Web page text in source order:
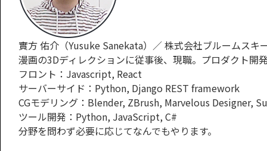
實方 佑介（Yusuke Sanekata）／ 株式会社ブルームス
漫画の3Dディレクションに従事後、現職。プロダクト開
フロント：Javascript, React
サーバーサイド：Python, Django REST framework
CGモデリング：Blender, ZBrush, Marvelous Designer,
ツール開発：Python, JavaScript, C#
分野を問わず必要に応じてなんでもやります。